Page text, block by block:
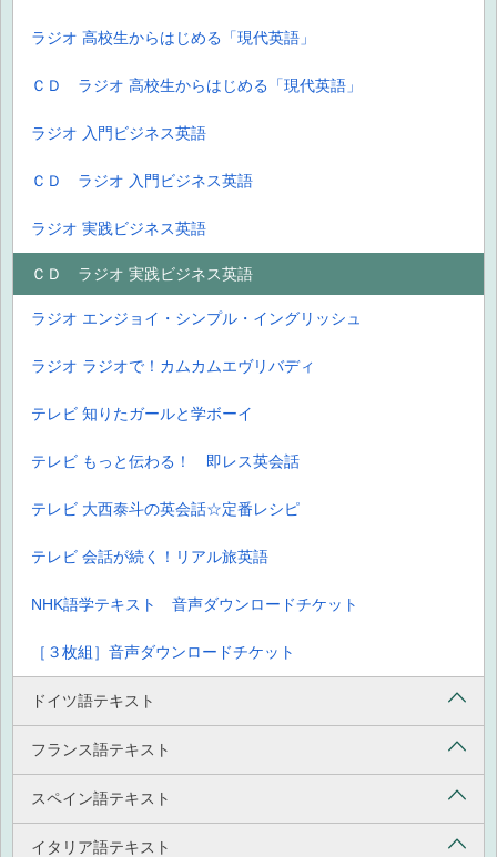
ラジオ 高校生からはじめる「現代英語」
ＣＤ ラジオ 高校生からはじめる「現代英語」
ラジオ 入門ビジネス英語
ＣＤ ラジオ 入門ビジネス英語
ラジオ 実践ビジネス英語
ＣＤ ラジオ 実践ビジネス英語
ラジオ エンジョイ・シンプル・イングリッシュ
ラジオ ラジオで！カムカムエヴリバディ
テレビ 知りたガールと学ボーイ
テレビ もっと伝わる！ 即レス英会話
テレビ 大西泰斗の英会話☆定番レシピ
テレビ 会話が続く！リアル旅英語
NHK語学テキスト 音声ダウンロードチケット
［３枚組］音声ダウンロードチケット
ドイツ語テキスト
フランス語テキスト
スペイン語テキスト
イタリア語テキスト